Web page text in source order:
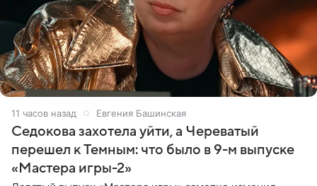
11 часов назад Евгения Башинская
Седокова захотела уйти, а Череватый
перешел к Темным: что было в 9-м выпуске
«Мастера игры-2»